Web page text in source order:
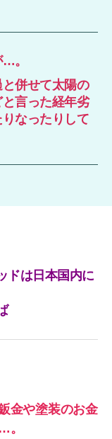
。
併せて太陽の
言った経年劣
なったりして
ドは日本国内に
金や塗装のお金
。